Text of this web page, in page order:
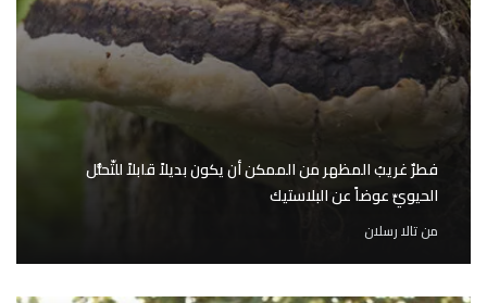
فطرٌ غريبُ المظهر من الممكن أن يكون بديلاً قابلاً للتّحلُّل
الحيويِّ عوضاً عن البلاستيك
منتالا رسلان